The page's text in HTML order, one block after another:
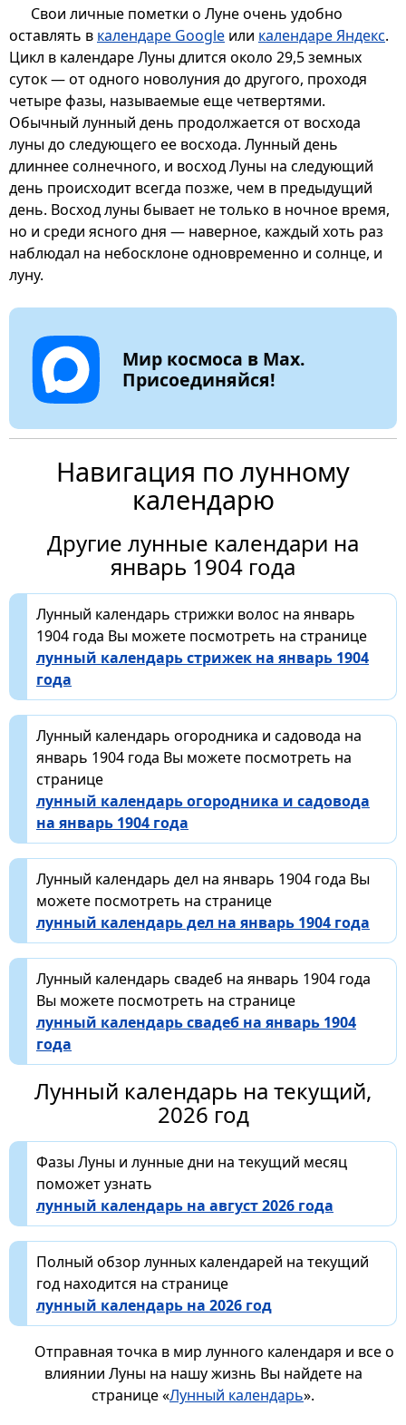
Свои личные пометки о Луне очень удобно
оставлять в календаре Google или календаре Яндекс.
Цикл в календаре Луны длится около 29,5 земных
суток — от одного новолуния до другого, проходя
четыре фазы, называемые еще четвертями.
Обычный лунный день продолжается от восхода
луны до следующего ее восхода. Лунный день
длиннее солнечного, и восход Луны на следующий
день происходит всегда позже, чем в предыдущий
день. Восход луны бывает не только в ночное время,
но и среди ясного дня — наверное, каждый хоть раз
наблюдал на небосклоне одновременно и солнце, и
луну.
Мир космоса в Max.
Присоединяйся!
Навигация по лунному
календарю
Другие лунные календари на
январь 1904 года
Лунный календарь стрижки волос на январь
1904 года Вы можете посмотреть на странице
лунный календарь стрижек на январь 1904
года
Лунный календарь огородника и садовода на
январь 1904 года Вы можете посмотреть на
странице
лунный календарь огородника и садовода
на январь 1904 года
Лунный календарь дел на январь 1904 года Вы
можете посмотреть на странице
лунный календарь дел на январь 1904 года
Лунный календарь свадеб на январь 1904 года
Вы можете посмотреть на странице
лунный календарь свадеб на январь 1904
года
Лунный календарь на текущий,
2026 год
Фазы Луны и лунные дни на текущий месяц
поможет узнать
лунный календарь на август 2026 года
Полный обзор лунных календарей на текущий
год находится на странице
лунный календарь на 2026 год
Отправная точка в мир лунного календаря и все о
влиянии Луны на нашу жизнь Вы найдете на
странице «Лунный календарь».